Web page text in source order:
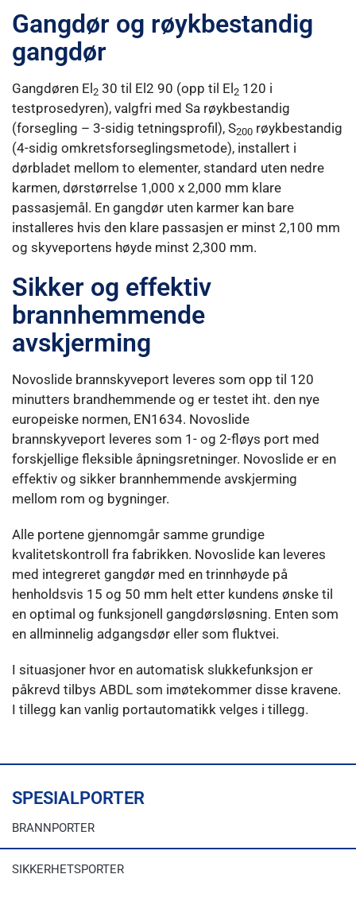
SPESIALPORTER
BRANNPORTER
SIKKERHETSPORTER
Gangdør og røykbestandig
gangdør
Gangdøren El 2 30 til El2 90 (opp til El 2 120 i
testprosedyren), valgfri med Sa røykbestandig
(forsegling – 3-sidig tetnings­profil), S200 røykbestandig
(4-sidig omkretsforseglings­metode), installert i
dørbladet mellom to elementer, standard uten nedre
karmen, dørstørrelse 1,000 x 2,000 mm klare
passasjemål. En gangdør uten karmer kan bare
installeres hvis den klare passasjen er minst 2,100 mm
og skyveportens høyde minst 2,300 mm.
Sikker og effektiv
brannhemmende
avskjerming
Novoslide brannskyveport leveres som opp til 120
minutters brandhemmende og er testet iht. den nye
europeiske normen, EN1634. Novoslide
brannskyveport leveres som 1- og 2-fløys port med
forskjellige fleksible åpningsretninger. Novoslide er en
effektiv og sikker brannhemmende avskjerming
mellom rom og bygninger.
Alle portene gjennomgår samme grundige
kvalitetskontroll fra fabrikken. Novoslide kan leveres
med integreret gangdør med en trinnhøyde på
henholdsvis 15 og 50 mm helt etter kundens ønske til
en optimal og funksjonell gangdørsløsning. Enten som
en allminnelig adgangsdør eller som fluktvei.
I situasjoner hvor en automatisk slukkefunksjon er
påkrevd tilbys ABDL som imøtekommer disse kravene.
I tillegg kan vanlig portautomatikk velges i tillegg.